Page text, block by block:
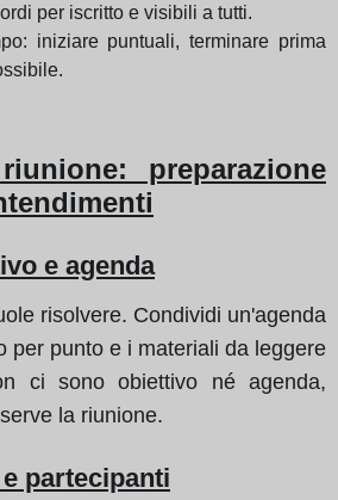
per iscritto e visibili a tutti.
iniziare puntuali, terminare prima
preparazione
e agenda
risolvere. Condividi un'agenda
per punto e i materiali da leggere
ci sono obiettivo né agenda,
la riunione.
partecipanti